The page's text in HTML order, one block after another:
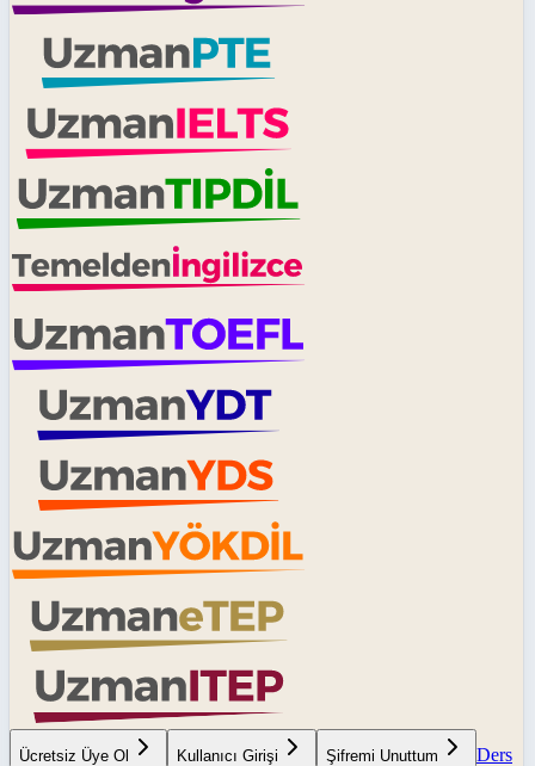
Ücretsiz Üye Ol Kullanıcı Girişi Şifremi Unuttum
Ders